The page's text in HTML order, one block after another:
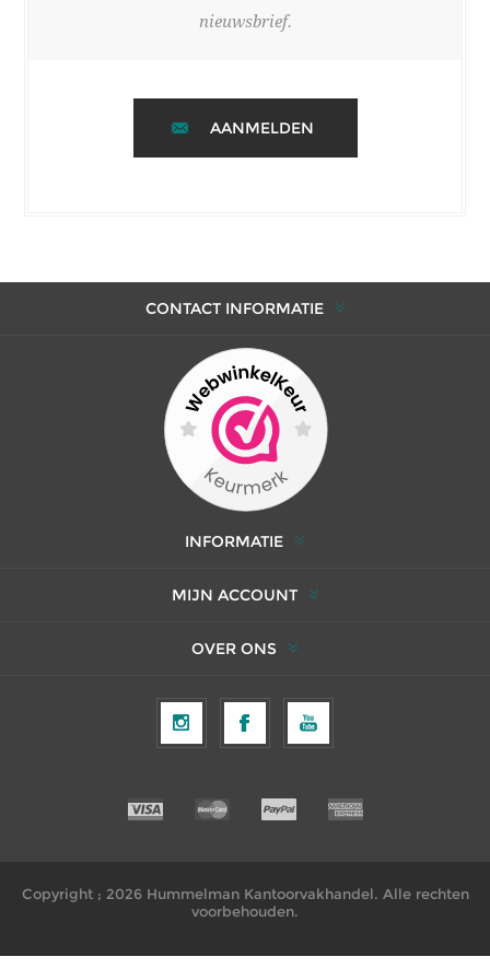
nieuwsbrief.
AANMELDEN
CONTACT INFORMATIE
INFORMATIE
MIJN ACCOUNT
OVER ONS
Copyright ; 2026 Hummelman Kantoorvakhandel. Alle rechten
voorbehouden.